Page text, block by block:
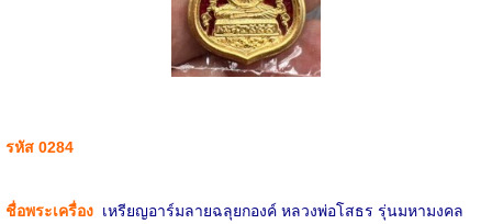
รหัส 0284
ชื่อพระเครื่อง เหรียญอาร์มลายฉลุยกองค์ หลวงพ่อโสธร รุ่นมหามงคล